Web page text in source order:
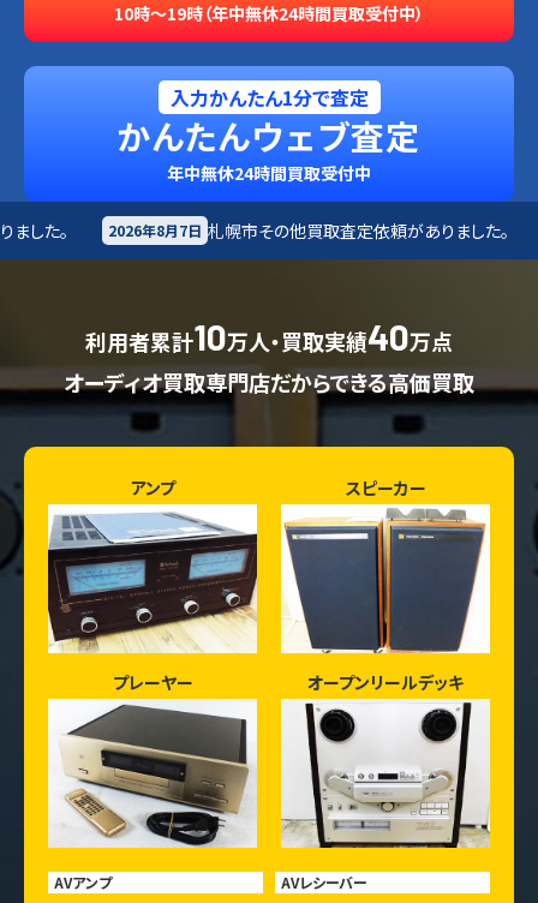
10時～19時（年中無休24時間買取受付中）
入力かんたん1分で査定
かんたんウェブ査定
年中無休24時間買取受付中
札幌市 その他買取査定依頼がありました。 2026年8月7日 札幌市
利用者累計10万人・買取実績40万点
オーディオ買取専門店だからできる高価買取
アンプ スピーカー
プレーヤー オープンリールデッキ
AVアンプ
AVレシーバー